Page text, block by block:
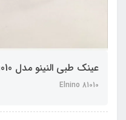
عینک طبی النینو مدل 81010 مشکی
Elnino 81010